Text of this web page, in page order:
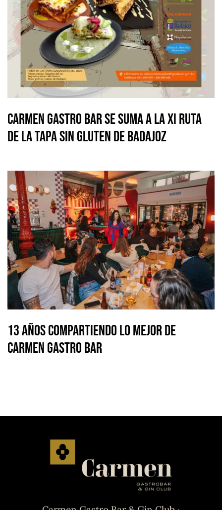
Carmen Gastro Bar se suma a la XI Ruta
de la Tapa Sin Gluten de Badajoz
13 Años Compartiendo lo Mejor de
Carmen Gastro Bar